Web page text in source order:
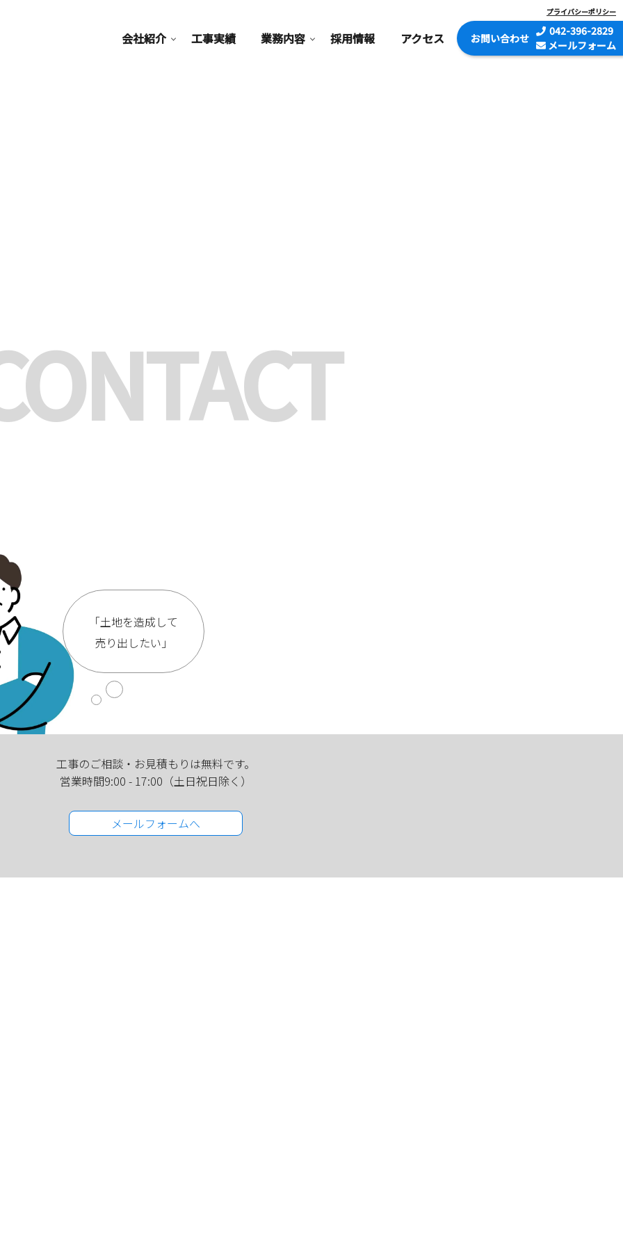
会社紹介 工事実績 業務内容 採用情報 アクセス
プライバシーポリシー
お問い合わせ
042-396-2829
メールフォーム
「土地を造成して
売り出したい」
工事のご相談・お見積もりは無料です。
営業時間9:00 - 17:00 （土日祝日除く）
メールフォームへ